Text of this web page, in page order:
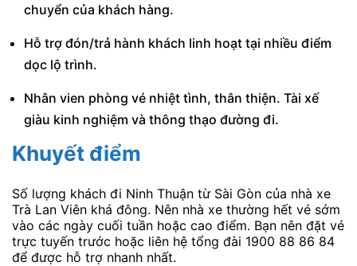
chuyển của khách hàng.
Hỗ trợ đón/trả hành khách linh hoạt tại nhiều điểm
dọc lộ trình.
Nhân vien phòng vé nhiệt tình, thân thiện. Tài xế
giàu kinh nghiệm và thông thạo đường đi.
Khuyết điểm
Số lượng khách đi Ninh Thuận từ Sài Gòn của nhà xe
Trà Lan Viên khá đông. Nên nhà xe thường hết vé sớm
vào các ngày cuối tuần hoặc cao điểm. Bạn nên đặt vé
trực tuyến trước hoặc liên hệ tổng đài 1900 88 86 84
để được hỗ trợ nhanh nhất.